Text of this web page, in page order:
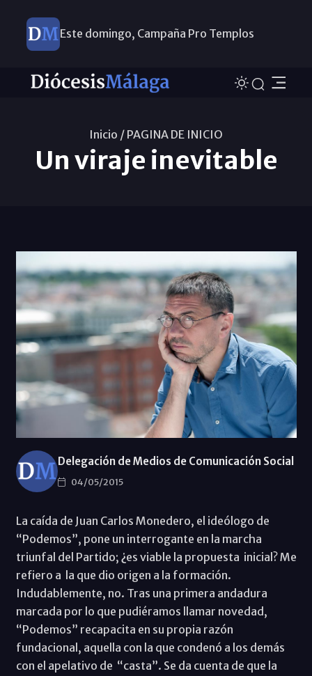
Este domingo, Campaña Pro Templos
Inicio / PAGINA DE INICIO
Un viraje inevitable
Delegación de Medios de Comunicación Social
04/05/2015
La caída de Juan Carlos Monedero, el ideólogo de
“Podemos”, pone un interrogante en la marcha
triunfal del Partido; ¿es viable la propuesta inicial? Me
refiero a la que dio origen a la formación.
Indudablemente, no. Tras una primera andadura
marcada por lo que pudiéramos llamar novedad,
“Podemos” recapacita en su propia razón
fundacional, aquella con la que condenó a los demás
con el apelativo de “casta”. Se da cuenta de que la